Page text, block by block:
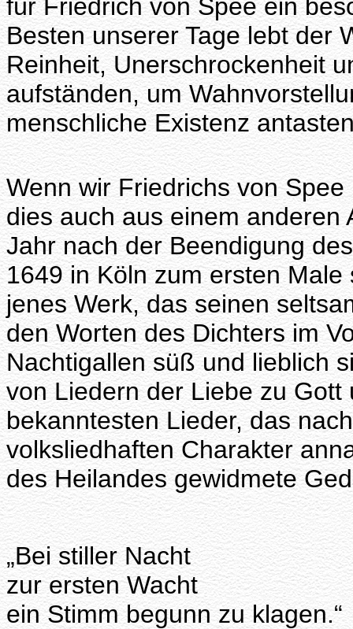
für Friedrich von Spee ein
Besten unserer Tage lebt der
Reinheit, Unerschrockenheit
aufständen, um
menschliche Existenz
Wenn wir Friedrichs von
dies auch aus einem
Jahr nach der Beendigung
1649 in Köln zum ersten Male
jenes Werk, das seinen
den Worten des Dichters im
Nachtigallen süß und lieblich
von Liedern der Liebe zu
bekanntesten Lieder, das
volksliedhaften Charakter
des Heilandes gewidmete
„Bei stiller Nacht
zur ersten Wacht
ein Stimm begunn zu klagen.“